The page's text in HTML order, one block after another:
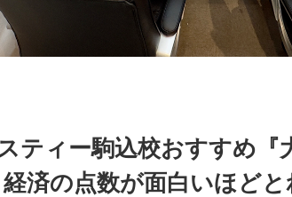
ティー駒込校おすすめ『
済の点数が面白いほどと